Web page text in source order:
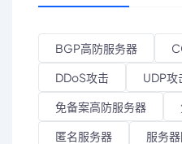
BGP高防服务器
DDoS攻击
UDP攻
免备案高防服务器
匿名服务器
服务